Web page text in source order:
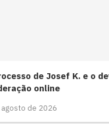
de Josef K. e o
online
agosto de 2026